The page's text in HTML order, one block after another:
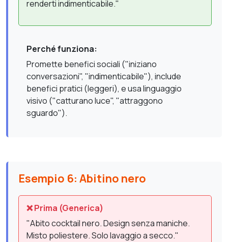
renderti indimenticabile."
Perché funziona:
Promette benefici sociali ("iniziano
conversazioni", "indimenticabile"), include
benefici pratici (leggeri), e usa linguaggio
visivo ("catturano luce", "attraggono
sguardo").
Esempio 6: Abitino nero
❌ Prima (Generica)
"Abito cocktail nero. Design senza maniche.
Misto poliestere. Solo lavaggio a secco."